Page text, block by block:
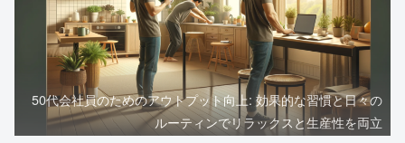
50代会社員のためのアウトプット向上: 効果的な習慣と日々の
ルーティンでリラックスと生産性を両立